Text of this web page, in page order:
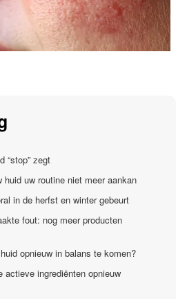
“stop” zegt
huid uw routine niet meer aankan
in de herfst en winter gebeurt
fout: nog meer producten
opnieuw in balans te komen?
actieve ingrediënten opnieuw